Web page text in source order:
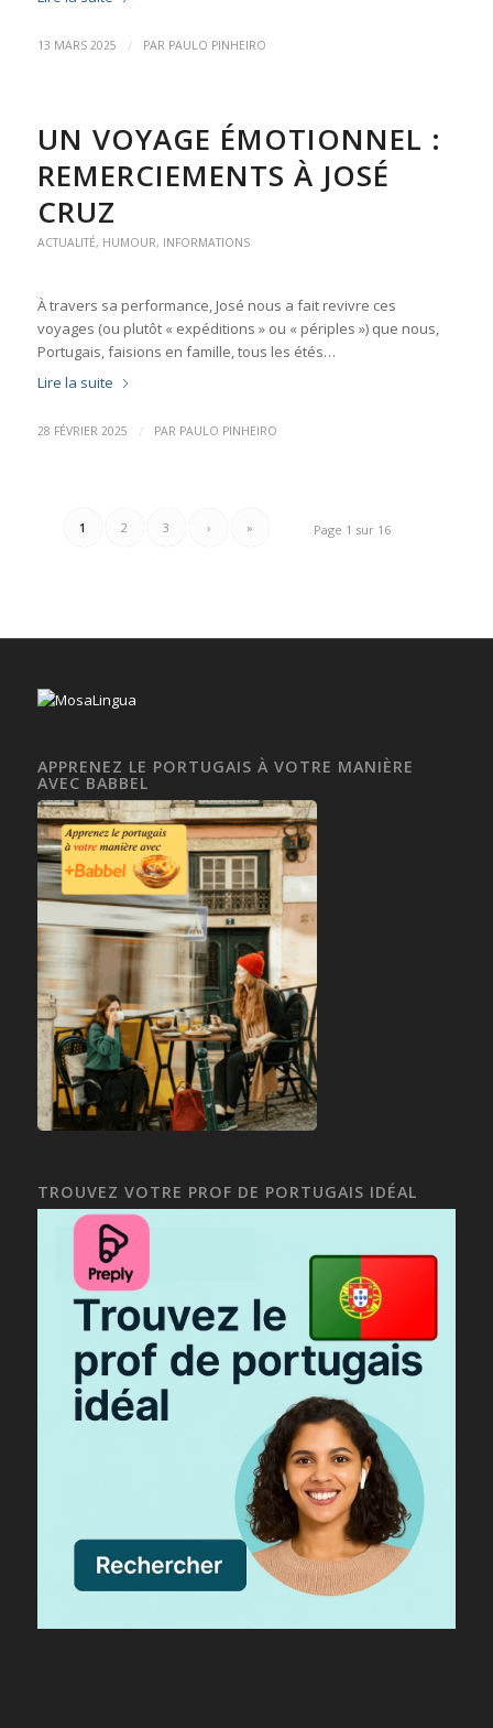
13 MARS 2025 / PAR PAULO PINHEIRO
UN VOYAGE ÉMOTIONNEL :
REMERCIEMENTS À JOSÉ
CRUZ
ACTUALITÉ, HUMOUR, INFORMATIONS
À travers sa performance, José nous a fait revivre ces
voyages (ou plutôt « expéditions » ou « périples ») que nous,
Portugais, faisions en famille, tous les étés…
Lire la suite
28 FÉVRIER 2025 / PAR PAULO PINHEIRO
Page 1 sur 16
1 2 3 › »
APPRENEZ LE PORTUGAIS À VOTRE MANIÈRE
AVEC BABBEL
TROUVEZ VOTRE PROF DE PORTUGAIS IDÉAL